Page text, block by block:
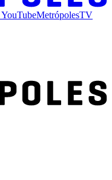
YouTubeMetrópolesTV